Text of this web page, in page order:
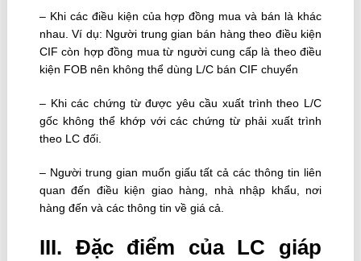
– Khi các điều kiện của hợp đồng mua và bán là khác
nhau. Ví dụ: Người trung gian bán hàng theo điều kiện
CIF còn hợp đồng mua từ người cung cấp là theo điều
kiện FOB nên không thể dùng L/C bán CIF chuyển
– Khi các chứng từ được yêu cầu xuất trình theo L/C
gốc không thể khớp với các chứng từ phải xuất trình
theo LC đối.
– Người trung gian muốn giấu tất cả các thông tin liên
quan đến điều kiện giao hàng, nhà nhập khẩu, nơi
hàng đến và các thông tin về giá cả.
III. Đặc điểm của LC giáp